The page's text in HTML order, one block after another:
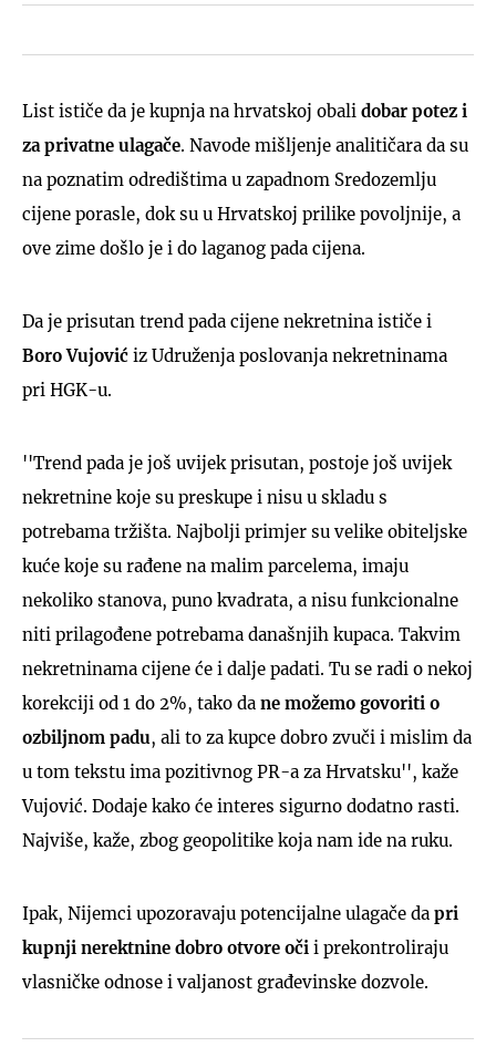
List ističe da je kupnja na hrvatskoj obali dobar potez i
za privatne ulagače. Navode mišljenje analitičara da su
na poznatim odredištima u zapadnom Sredozemlju
cijene porasle, dok su u Hrvatskoj prilike povoljnije, a
ove zime došlo je i do laganog pada cijena.
Da je prisutan trend pada cijene nekretnina ističe i
Boro Vujović iz Udruženja poslovanja nekretninama
pri HGK-u.
''Trend pada je još uvijek prisutan, postoje još uvijek
nekretnine koje su preskupe i nisu u skladu s
potrebama tržišta. Najbolji primjer su velike obiteljske
kuće koje su rađene na malim parcelema, imaju
nekoliko stanova, puno kvadrata, a nisu funkcionalne
niti prilagođene potrebama današnjih kupaca. Takvim
nekretninama cijene će i dalje padati. Tu se radi o nekoj
korekciji od 1 do 2%, tako da ne možemo govoriti o
ozbiljnom padu, ali to za kupce dobro zvuči i mislim da
u tom tekstu ima pozitivnog PR-a za Hrvatsku'', kaže
Vujović. Dodaje kako će interes sigurno dodatno rasti.
Najviše, kaže, zbog geopolitike koja nam ide na ruku.
Ipak, Nijemci upozoravaju potencijalne ulagače da pri
kupnji nerektnine dobro otvore oči i prekontroliraju
vlasničke odnose i valjanost građevinske dozvole.